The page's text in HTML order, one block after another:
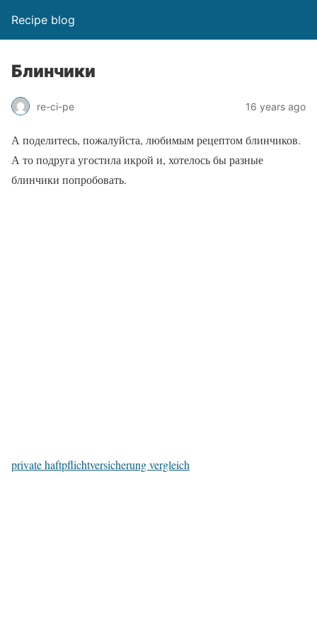
Recipe blog
Блинчики
re-ci-pe 16 years ago
А поделитесь, пожалуйста, любимым рецептом блинчиков.
А то подруга угостила икрой и, хотелось бы разные
блинчики попробовать.
private haftpflichtversicherung vergleich